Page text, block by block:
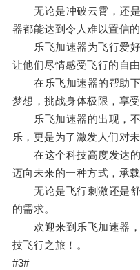
无论是冲破云霄，还是
器都能达到令人难以置信
乐飞加速器为飞行爱好
让他们尽情感受飞行的自由
在乐飞加速器的帮助下
梦想，挑战身体极限，享
乐飞加速器的出现，不
乐，更是为了激发人们对
在这个科技高度发达的
迈向未来的一种方式，承
无论是飞行刺激还是舒
的需求。
欢迎来到乐飞加速器，
技飞行之旅！。
#3#